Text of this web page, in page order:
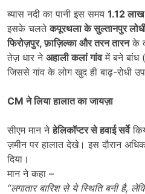
ब्यास नदी का पानी इस समय 1.12
इसके चलतेकपूरथला के सुल्तानपुर
फिरोज़पुर, फ़ाज़िल्का और तरन तारनके
तेज़ धार ने अहाली कलां गांवमें बने बांध
जिससे गांव के लोग खुद ही बाढ़-रोधी
CM ने लिया हालात का जायज़ा
सीएम मान नेहेलिकॉप्टर से हवाई सर्वे
ज़मीन पर हालात देखे। इस दौरान
दिया।
मान ने कहा –
“लगातार बारिश से ये स्थिति बनी है,